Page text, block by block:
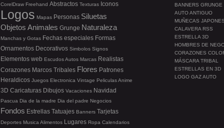
BANNERS GRUNGE
AUTO ANTIGUO
MUÑECAS
CALAVERA RSS
ESTRELLA 3D
HOMBRES DE
CORAZONES
MÁSCARA TRIBAL
ESTRELLAS EN 3D
LOGO GAZ AUTO
CorelDraw Freehand Abstractos Texturas Iconos
Logos Mapas Personas Siluetas
Objetos Animales Grunge Naturaleza
Manchas y Gotas Fechas especiales Formas
Ornamentos Decorativos Simbolos Signos
Elementos web EscudosAutos Marcas Realistas
Corazones Marcos Tribales Flores Patrones
Heraldicos Juegos Electronica Vintage PeliculasAnime
3D Caricaturas Dibujos Vacaciones Navidad
Pascua Dia de la madre Dia del padre Negocios
Fondos Estrellas Tatuajes Banners Tarjetas
Deportes Musica Alimentos Lugares Ropa Calendarios